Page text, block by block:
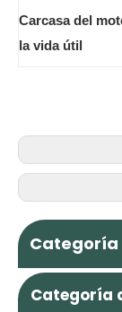
Carcasa del
la vida útil
Categoría
Categoría